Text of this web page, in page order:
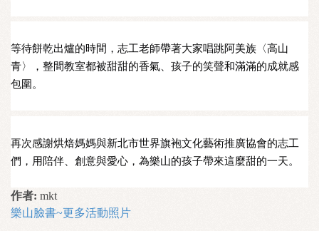
等待餅乾出爐的時間，志工老師帶著大家唱跳阿美族〈高山
青〉，整間教室都被甜甜的香氣、孩子的笑聲和滿滿的成就感
包圍。
再次感謝烘焙媽媽與新北市世界旗袍文化藝術推廣協會的志工
們，用陪伴、創意與愛心，為樂山的孩子帶來這麼甜的一天。
作者: mkt
樂山臉書~更多活動照片